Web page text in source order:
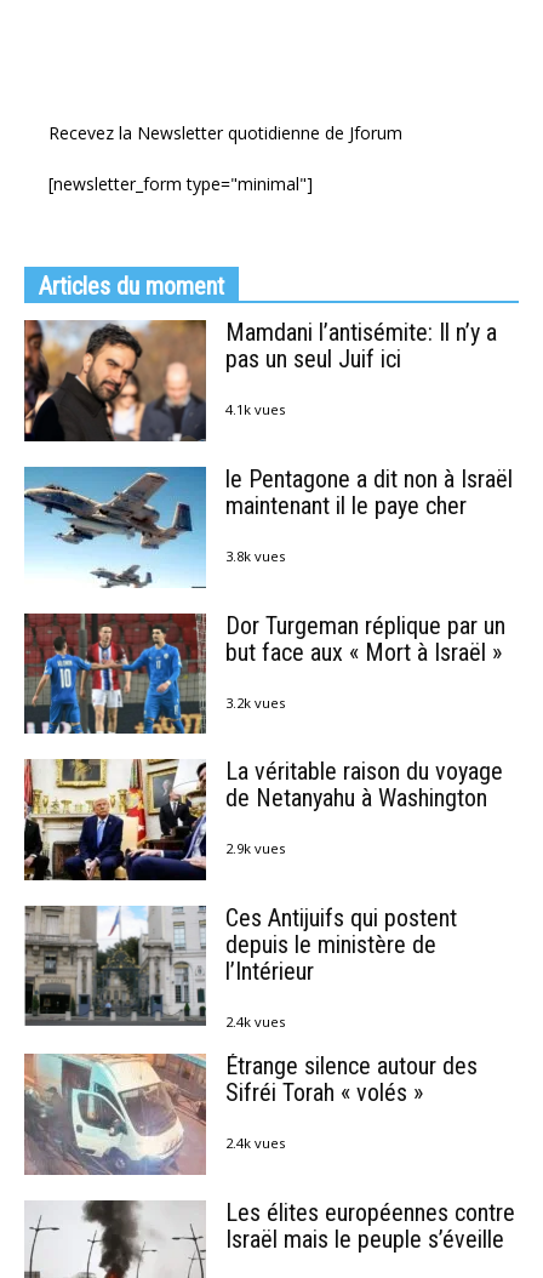
Recevez la Newsletter quotidienne de Jforum
[newsletter_form type="minimal"]
Articles du moment
Mamdani l’antisémite: Il n’y a
pas un seul Juif ici
4.1k vues
le Pentagone a dit non à Israël
maintenant il le paye cher
3.8k vues
Dor Turgeman réplique par un
but face aux « Mort à Israël »
3.2k vues
La véritable raison du voyage
de Netanyahu à Washington
2.9k vues
Ces Antijuifs qui postent
depuis le ministère de
l’Intérieur
2.4k vues
Étrange silence autour des
Sifréi Torah « volés »
2.4k vues
Les élites européennes contre
Israël mais le peuple s’éveille